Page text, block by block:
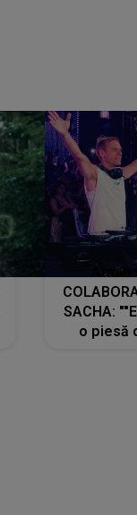
SACHA:
o piesă